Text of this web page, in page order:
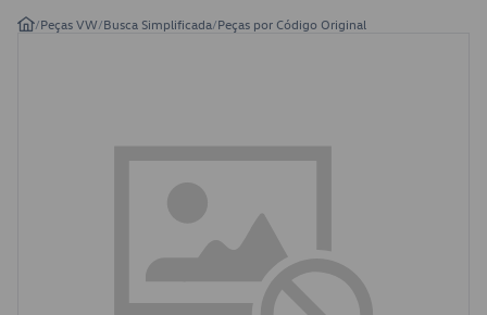
/Peças VW/Busca Simplificada/Peças por Código Original